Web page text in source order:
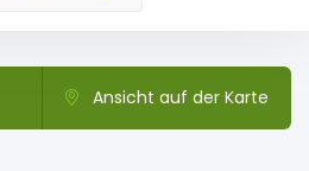
Ansicht auf der Karte